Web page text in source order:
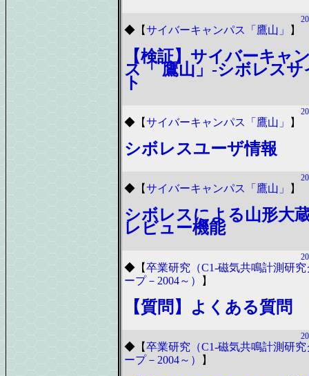
◆ 【サイバーキャンパス「鷹山」 】
【検証】サイバーキャ
ス「 鷹山」-シボレスサ
ト
◆ 【サイバーキャンパス「鷹山」 】
シボレスユーザ情報
◆ 【サイバーキャンパス「鷹山」 】
シボレスによる山形大
レビュー機能
◆ 【卒業研究（C1-磁気共鳴計測研究
ープ－2004～）
】
【質問】よくある質問
◆ 【卒業研究（C1-磁気共鳴計測研究
ープ－2004～）
】